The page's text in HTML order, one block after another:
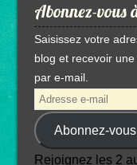
Abonnez-vous
Saisissez votre
blog et recevoir
par e-mail.
Adresse
e-
mail Abonnez-vous
Rejoignez les 2